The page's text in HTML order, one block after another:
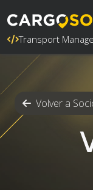
Transport
Volver a